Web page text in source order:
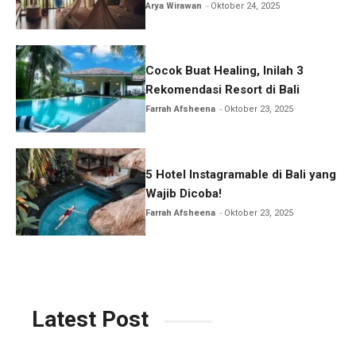
Arya Wirawan Oktober 24, 2025
Cocok Buat Healing, Inilah 3
Rekomendasi Resort di Bali
Farrah Afsheena Oktober 23, 2025
5 Hotel Instagramable di Bali yang
Wajib Dicoba!
Farrah Afsheena Oktober 23, 2025
Latest Post